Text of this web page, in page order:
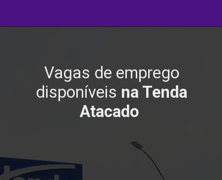
Vagas de emprego
disponíveis na Tenda
Atacado